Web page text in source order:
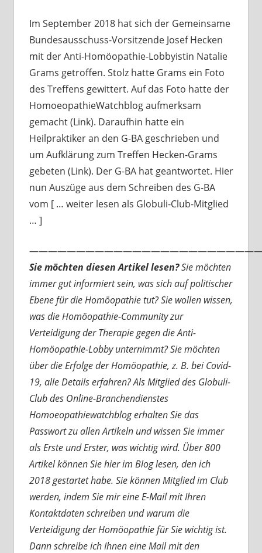
Im September 2018 hat sich der Gemeinsame
Bundesausschuss-Vorsitzende Josef Hecken
mit der Anti-Homöopathie-Lobbyistin Natalie
Grams getroffen. Stolz hatte Grams ein Foto
des Treffens gewittert. Auf das Foto hatte der
HomoeopathieWatchblog aufmerksam
gemacht (Link). Daraufhin hatte ein
Heilpraktiker an den G-BA geschrieben und
um Aufklärung zum Treffen Hecken-Grams
gebeten (Link). Der G-BA hat geantwortet. Hier
nun Auszüge aus dem Schreiben des G-BA
vom [ … weiter lesen als Globuli-Club-Mitglied
… ]
Sie möchten diesen Artikel lesen?Sie möchten
immer gut informiert sein, was sich auf politischer
Ebene für die Homöopathie tut? Sie wollen wissen,
was die Homöopathie-Community zur
Verteidigung der Therapie gegen die Anti-
Homöopathie-Lobby unternimmt? Sie möchten
über die Erfolge der Homöopathie, z. B. bei Covid-
19, alle Details erfahren? Als Mitglied des Globuli-
Club des Online-Branchendienstes
Homoeopathiewatchblog erhalten Sie das
Passwort zu allen Artikeln und wissen Sie immer
als Erste und Erster, was wichtig wird. Über 800
Artikel können Sie hier im Blog lesen, den ich
2018 gestartet habe. Sie können Mitglied im Club
werden, indem Sie mir eine E-Mail mit Ihren
Kontaktdaten schreiben und warum die
Verteidigung der Homöopathie für Sie wichtig ist.
Dann schreibe ich Ihnen eine Mail mit den